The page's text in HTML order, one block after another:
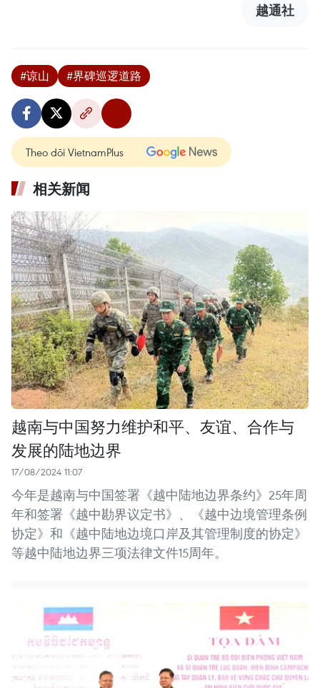
越通社
#谅山 #界碑巡逻道路
Theo dõi VietnamPlus
相关新闻
越南与中国努力维护和平、友谊、合作与
发展的陆地边界
17/08/2024 11:07
今年是越南与中国签署《越中陆地边界条约》25年周
年和签署《越中勘界议定书》、《越中边境管理条例
协定》和《越中陆地边境口岸及其管理制度的协定》
等越中陆地边界三项法律文件15周年。